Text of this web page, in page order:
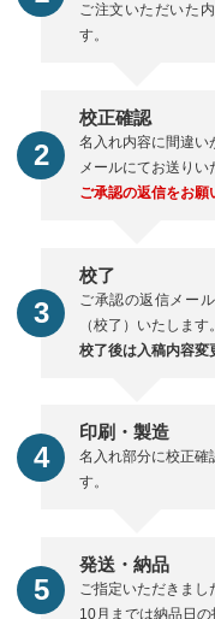
ご注文いただいた
す。
校正確認
名入れ内容に間違い
メールにてお送りい
ご承認の返信をお願
校了
ご承認の返信メー
（校了）いたします。
校了後は入稿内容変
印刷・製造
名入れ部分に校正確
す。
発送・納品
ご指定いただきまし
10月までは納品日の